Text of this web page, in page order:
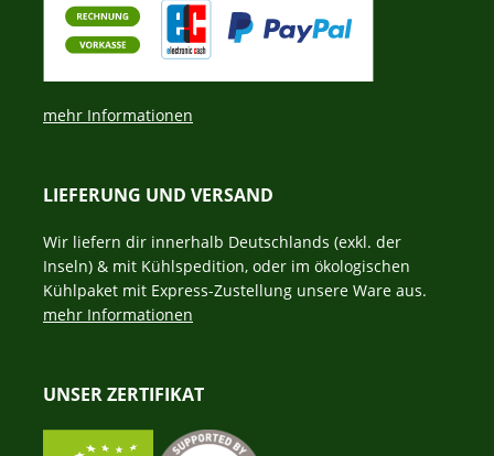
mehr Informationen
LIEFERUNG UND VERSAND
Wir liefern dir innerhalb Deutschlands (exkl. der
Inseln) & mit Kühlspedition, oder im ökologischen
Kühlpaket mit Express-Zustellung unsere Ware aus.
mehr Informationen
UNSER ZERTIFIKAT